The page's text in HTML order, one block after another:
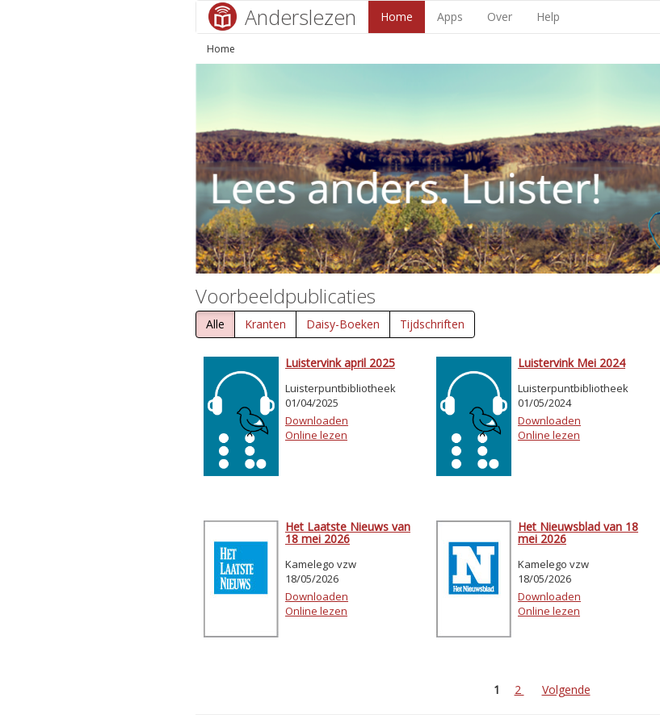
Anderslezen Home Apps Over Help
Home
Voorbeeldpublicaties
Alle Kranten Daisy-Boeken Tijdschriften
Luistervink april 2025
Luisterpuntbibliotheek
01/04/2025
Downloaden
Online lezen
Luistervink Mei 2024
Luisterpuntbibliotheek
01/05/2024
Downloaden
Online lezen
Het Laatste Nieuws van
18 mei 2026
Kamelego vzw
18/05/2026
Downloaden
Online lezen
Het Nieuwsblad van 18
mei 2026
Kamelego vzw
18/05/2026
Downloaden
Online lezen
1 2 Volgende